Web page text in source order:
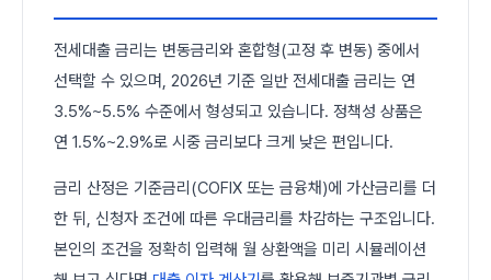
전세대출 금리는 변동금리와 혼합형(고정 후 변동) 중에서
선택할 수 있으며, 2026년 기준 일반 전세대출 금리는 연
3.5%~5.5% 수준에서 형성되고 있습니다. 정책성 상품은
연 1.5%~2.9%로 시중 금리보다 크게 낮은 편입니다.
금리 산정은 기준금리(COFIX 또는 금융채)에 가산금리를 더
한 뒤, 신청자 조건에 따른 우대금리를 차감하는 구조입니다.
본인의 조건을 정확히 입력해 월 상환액을 미리 시뮬레이션